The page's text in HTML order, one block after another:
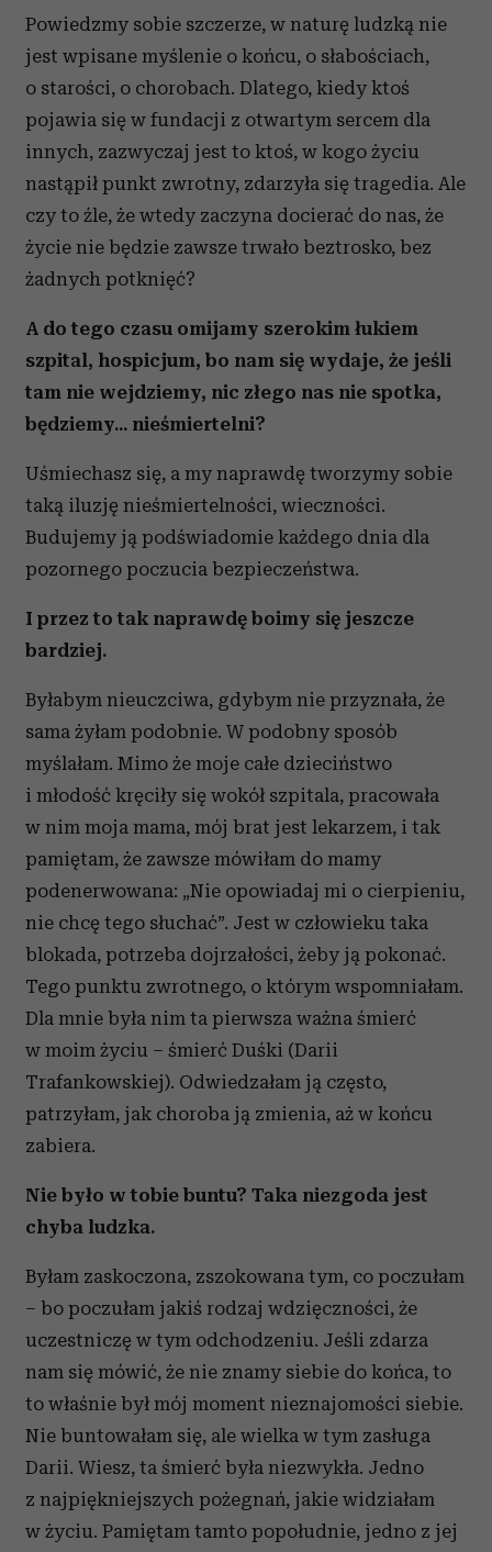
Powiedzmy sobie szczerze, w naturę ludzką nie
jest wpisane myślenie o końcu, o słabościach,
o starości, o chorobach. Dlatego, kiedy ktoś
pojawia się w fundacji z otwartym sercem dla
innych, zazwyczaj jest to ktoś, w kogo życiu
nastąpił punkt zwrotny, zdarzyła się tragedia. Ale
czy to źle, że wtedy zaczyna docierać do nas, że
życie nie będzie zawsze trwało beztrosko, bez
żadnych potknięć?
A do tego czasu omijamy szerokim łukiem
szpital, hospicjum, bo nam się wydaje, że jeśli
tam nie wejdziemy, nic złego nas nie spotka,
będziemy... nieśmiertelni?
Uśmiechasz się, a my naprawdę tworzymy sobie
taką iluzję nieśmiertelności, wieczności.
Budujemy ją podświadomie każdego dnia dla
pozornego poczucia bezpieczeństwa.
I przez to tak naprawdę boimy się jeszcze
bardziej.
Byłabym nieuczciwa, gdybym nie przyznała, że
sama żyłam podobnie. W podobny sposób
myślałam. Mimo że moje całe dzieciństwo
i młodość kręciły się wokół szpitala, pracowała
w nim moja mama, mój brat jest lekarzem, i tak
pamiętam, że zawsze mówiłam do mamy
podenerwowana: „Nie opowiadaj mi o cierpieniu,
nie chcę tego słuchać”. Jest w człowieku taka
blokada, potrzeba dojrzałości, żeby ją pokonać.
Tego punktu zwrotnego, o którym wspomniałam.
Dla mnie była nim ta pierwsza ważna śmierć
w moim życiu – śmierć Duśki (Darii
Trafankowskiej). Odwiedzałam ją często,
patrzyłam, jak choroba ją zmienia, aż w końcu
zabiera.
Nie było w tobie buntu? Taka niezgoda jest
chyba ludzka.
Byłam zaskoczona, zszokowana tym, co poczułam
– bo poczułam jakiś rodzaj wdzięczności, że
uczestniczę w tym odchodzeniu. Jeśli zdarza
nam się mówić, że nie znamy siebie do końca, to
to właśnie był mój moment nieznajomości siebie.
Nie buntowałam się, ale wielka w tym zasługa
Darii. Wiesz, ta śmierć była niezwykła. Jedno
z najpiękniejszych pożegnań, jakie widziałam
w życiu. Pamiętam tamto popołudnie, jedno z jej